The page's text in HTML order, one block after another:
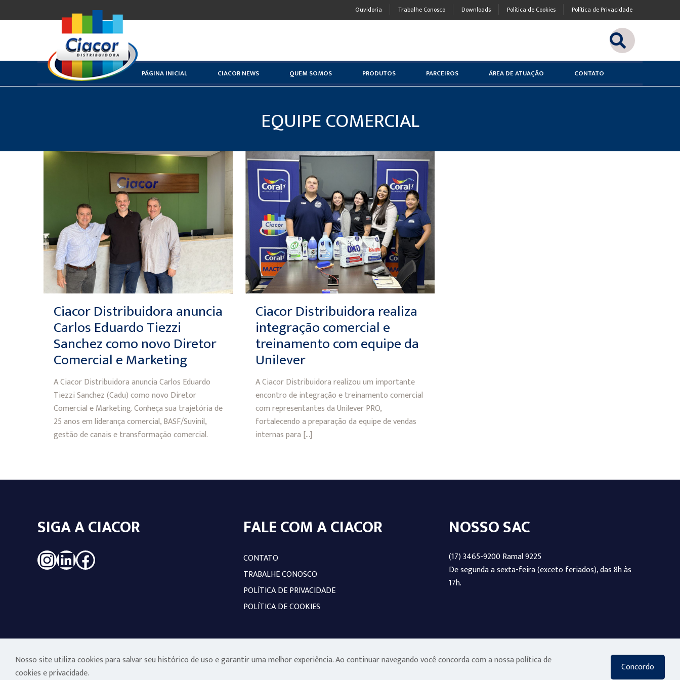
Ouvidoria Trabalhe Conosco Downloads Política de Cookies Política de Privacidade
PÁGINA INICIAL CIACOR NEWS QUEM SOMOS PRODUTOS PARCEIROS ÁREA DE ATUAÇÃO CONTATO
EQUIPE COMERCIAL
Ciacor Distribuidora anuncia
Carlos Eduardo Tiezzi
Sanchez como novo Diretor
Comercial e Marketing
A Ciacor Distribuidora anuncia Carlos Eduardo
Tiezzi Sanchez (Cadu) como novo Diretor
Comercial e Marketing. Conheça sua trajetória de
25 anos em liderança comercial, BASF/Suvinil,
gestão de canais e transformação comercial.
Ciacor Distribuidora realiza
integração comercial e
treinamento com equipe da
Unilever
A Ciacor Distribuidora realizou um importante
encontro de integração e treinamento comercial
com representantes da Unilever PRO,
fortalecendo a preparação da equipe de vendas
internas para […]
SIGA A CIACOR
Instagram
LinkedIn
Facebook
FALE COM A CIACOR
CONTATO
TRABALHE CONOSCO
POLÍTICA DE PRIVACIDADE
POLÍTICA DE COOKIES
NOSSO SAC
(17) 3465-9200 Ramal 9225
De segunda a sexta-feira (exceto feriados), das 8h às
17h.
Nosso site utiliza cookies para salvar seu histórico de uso e garantir uma melhor experiência. Ao continuar navegando você concorda com a nossa política de
cookies e privacidade.
Concordo